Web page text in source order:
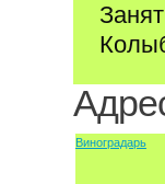
Виноградарь